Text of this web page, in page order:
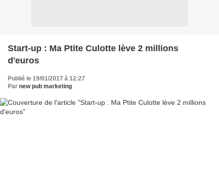
Start-up : Ma Ptite Culotte lève 2 millions
d'euros
Publié le 19/01/2017 à 12:27
Par new pub marketing